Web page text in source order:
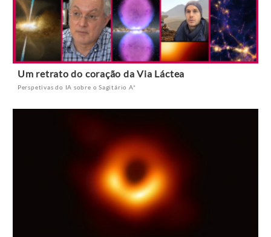
Um retrato do coração da Via Láctea
Perspetivas do IA sobre o Sagitário A*